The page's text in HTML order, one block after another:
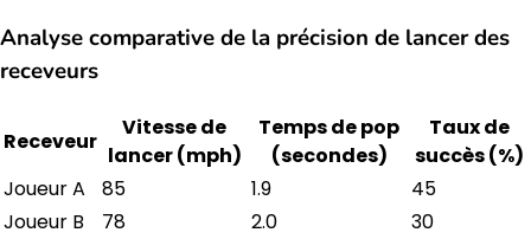
Analyse comparative de la précision de lancer des
receveurs
Receveur
Vitesse de
lancer (mph)
Temps de pop
(secondes)
Taux de
succès (%)
Joueur A
85 1.9
45
Joueur B
78 2.0
30